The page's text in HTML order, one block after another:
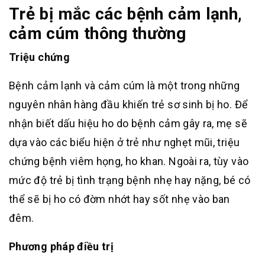
Trẻ bị mắc các bệnh cảm lạnh,
cảm cúm thông thường
Triệu chứng
Bệnh cảm lạnh và cảm cúm là một trong những
nguyên nhân hàng đầu khiến trẻ sơ sinh bị ho. Để
nhận biết dấu hiệu ho do bệnh cảm gây ra, mẹ sẽ
dựa vào các biểu hiện ở trẻ như nghẹt mũi, triệu
chứng bệnh viêm họng, ho khan. Ngoài ra, tùy vào
mức độ trẻ bị tình trạng bệnh nhẹ hay nặng, bé có
thể sẽ bị ho có đờm nhớt hay sốt nhẹ vào ban
đêm.
Phương pháp điều trị